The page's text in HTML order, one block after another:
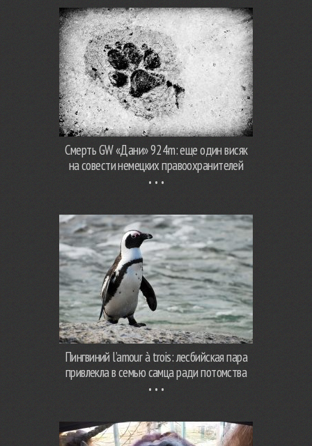
Смерть GW «Дани» 924m: еще один висяк
на совести немецких правоохранителей
Пингвиний l’amour à trois: лесбийская пара
привлекла в семью самца ради потомства